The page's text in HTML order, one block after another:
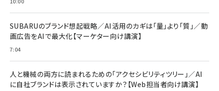
￥880
組織の成果を最大化する ルールのデザイン
￥6,980
【完全ワイヤレスイヤホン/アクティブノイズキャ
再生 / PSE技術基準適合】ブラック
￥5,990
MacBook Pro/Air 各種対応 (1.8m ミッドナ
イトブラック)
￥1,890
￥4,192
サッポロ 生ビール 黒ラベル 350ml 缶 24本
SUBARUのブランド想起戦略／AI活用のカギは「量」より「質」／動
画広告をAIで最大化【マーケター向け講演】
7:04
人と機械の両方に読まれるための「アクセシビリティツリー」／AI
に自社ブランドは表示されていますか？【Web担当者向け講演】